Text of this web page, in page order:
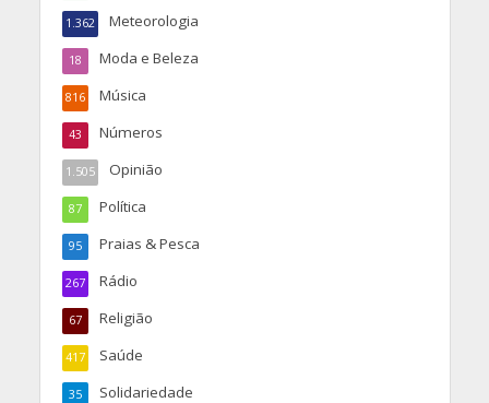
Meteorologia
1.362
Moda e Beleza
18
Música
816
Números
43
Opinião
1.505
Política
87
Praias & Pesca
95
Rádio
267
Religião
67
Saúde
417
Solidariedade
35